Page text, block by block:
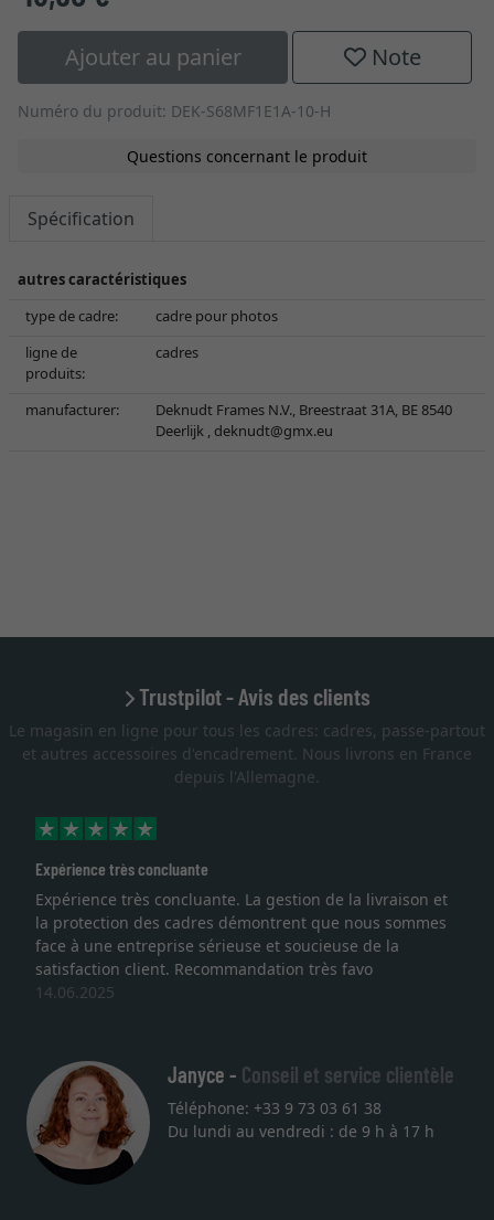
Ajouter au panier Note
Numéro du produit: DEK-S68MF1E1A-10-H
Questions concernant le produit
Spécification
autres caractéristiques
type de cadre:
cadre pour photos
ligne de
produits:
cadres
manufacturer:
Deknudt Frames N.V., Breestraat 31A, BE 8540
Deerlijk , deknudt@gmx.eu
Trustpilot - Avis des clients
Le magasin en ligne pour tous les cadres: cadres, passe-partout
et autres accessoires d'encadrement. Nous livrons en France
depuis l'Allemagne.
Expérience très concluante
Expérience très concluante. La gestion de la livraison et
la protection des cadres démontrent que nous sommes
face à une entreprise sérieuse et soucieuse de la
satisfaction client. Recommandation très favo
14.06.2025
Janyce - Conseil et service clientèle
Téléphone: +33 9 73 03 61 38
Du lundi au vendredi : de 9 h à 17 h